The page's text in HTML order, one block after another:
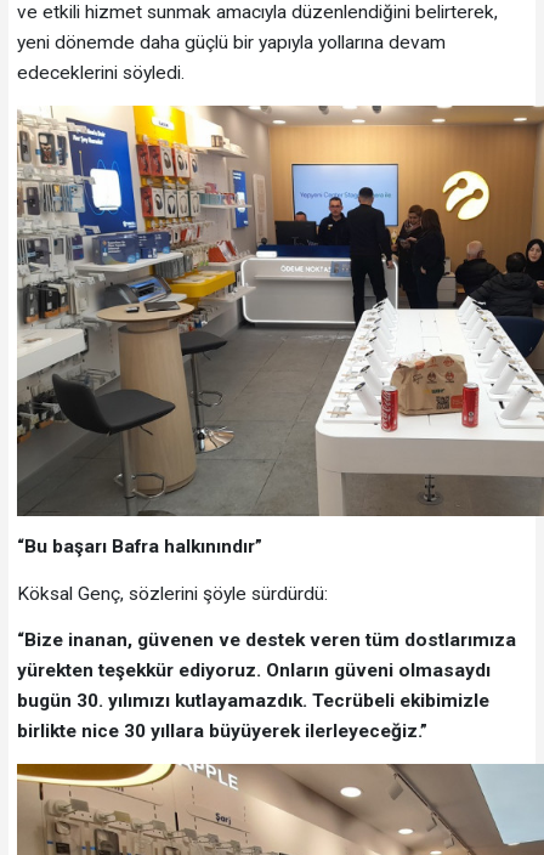
ve etkili hizmet sunmak amacıyla düzenlendiğini belirterek,
yeni dönemde daha güçlü bir yapıyla yollarına devam
edeceklerini söyledi.
“Bu başarı Bafra halkınındır”
Köksal Genç, sözlerini şöyle sürdürdü:
“Bize inanan, güvenen ve destek veren tüm dostlarımıza
yürekten teşekkür ediyoruz. Onların güveni olmasaydı
bugün 30. yılımızı kutlayamazdık. Tecrübeli ekibimizle
birlikte nice 30 yıllara büyüyerek ilerleyeceğiz.”